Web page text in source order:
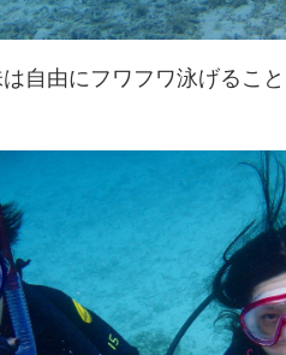
自由にフワフワ泳げるこ